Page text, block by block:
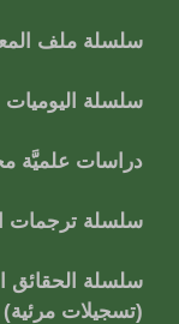
سلسلة ملف
سلسلة اليوميات
دراسات علميَّة
سلسلة ترجمات
سلسلة الحقائق
(تسجيلات مرئية)